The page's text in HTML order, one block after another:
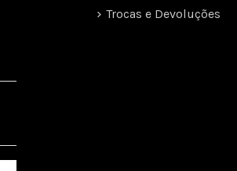
Trocas e Devoluções